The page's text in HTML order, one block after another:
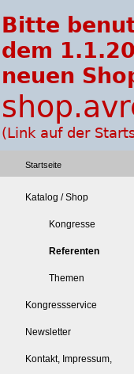
Startseite
Katalog / Shop
Kongresse
Referenten
Themen
Kongressservice
Newsletter
Kontakt, Impressum,